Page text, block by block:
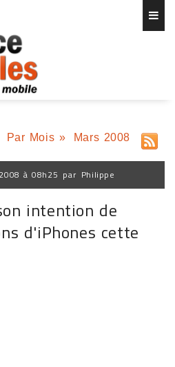
Par Mois » Mars 2008
à 08h25 par Philippe
intention de
d'iPhones cette